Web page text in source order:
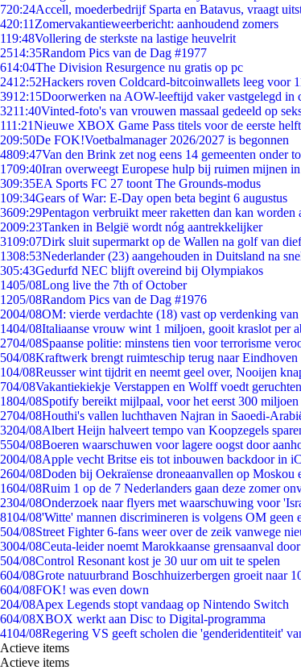
720:24Accell, moederbedrijf Sparta en Batavus, vraagt
420:11 Zomervakantieweerbericht: aanhoudend zomers
119:48Vollering de sterkste na lastige heuvelrit
2514:35Random Pics van de Dag #1977
614:04The Division Resurgence nu gratis op pc
2412:52Hackers roven Coldcard-bitcoinwallets leeg voor
3912:15Doorwerken na AOW-leeftijd vaker vastgelegd in
3211:40Vinted-foto's van vrouwen massaal gedeeld op
111:21Nieuwe XBOX Game Pass titels voor de eerste
209:50De FOK!Voetbalmanager 2026/2027 is begonnen
4809:47Van den Brink zet nog eens 14 gemeenten onder
1709:40Iran overweegt Europese hulp bij ruimen mijnen
309:35EA Sports FC 27 toont The Grounds-modus
109:34Gears of War: E-Day open beta begint 6 augustus
3609:29Pentagon verbruikt meer raketten dan kan worden
2009:23Tanken in België wordt nóg aantrekkelijker
3109:07Dirk sluit supermarkt op de Wallen na golf van
1308:53Nederlander (23) aangehouden in Duitsland na
305:43Gedurfd NEC blijft overeind bij Olympiakos
1405/08Long live the 7th of October
1205/08Random Pics van de Dag #1976
2004/08OM: vierde verdachte (18) vast op verdenking van
1404/08Italiaanse vrouw wint 1 miljoen, gooit kraslot per
2704/08Spaanse politie: minstens tien voor terrorisme
504/08Kraftwerk brengt ruimteschip terug naar Eindhoven
104/08Reusser wint tijdrit en neemt geel over, Nooijen
704/08Vakantiekiekje Verstappen en Wolff voedt
1804/08Spotify bereikt mijlpaal, voor het eerst 300 miljoen
2704/08Houthi's vallen luchthaven Najran in Saoedi-
3204/08Albert Heijn halveert tempo van Koopzegels
5504/08Boeren waarschuwen voor lagere oogst door
2004/08Apple vecht Britse eis tot inbouwen backdoor in
2604/08Doden bij Oekraïense droneaanvallen op Moskou
1604/08Ruim 1 op de 7 Nederlanders gaan deze zomer
2304/08Onderzoek naar flyers met waarschuwing voor
8104/08'Witte' mannen discrimineren is volgens OM geen
504/08Street Fighter 6-fans weer over de zeik vanwege
3004/08Ceuta-leider noemt Marokkaanse grensaanval
504/08Control Resonant kost je 30 uur om uit te spelen
604/08Grote natuurbrand Boschhuizerbergen groeit naar
604/08FOK! was even down
204/08Apex Legends stopt vandaag op Nintendo Switch
604/08XBOX werkt aan Disc to Digital-programma
4104/08Regering VS geeft scholen die 'genderidentiteit'
Actieve items
Actieve items